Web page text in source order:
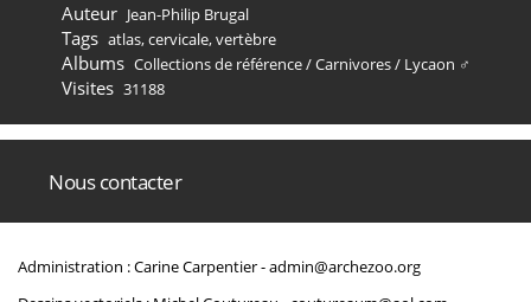
Auteur Jean-Philip Brugal
Tags atlas,cervicale,vertèbre
Albums Collections de référence/Carnivores/ Lycaon ♂
Visites 31188
Nous contacter
Administration : Carine Carpentier -admin@archezoo.org